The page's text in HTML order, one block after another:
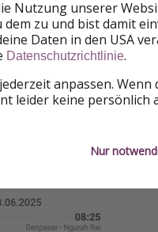
Nutzung unserer
zu und bist damit
Daten in den USA
Datenschutzrichtlinie.
anpassen.
leider keine
Nur